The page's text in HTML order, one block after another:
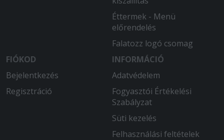
Éttermek - Menü
előrendelés
Falatozz logó csomag
FIÓKOD
Bejelentkezés
Regisztráció
INFORMÁCIÓ
Adatvédelem
Fogyasztói Értékelési
Szabályzat
Süti kezelés
Felhasználási feltételek